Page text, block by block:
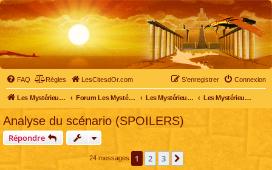
FAQ Règles LesCitesdOr.com Connexion
S’enregistrer
Les Mystérieuses Cités d'Or - LesCitesdOr.com Forum Les Mystérieuses Cités d'Or Les Mystérieuses Cités d'Or Les Mystérieuses Cités d'Or : saison 2 (2013)
Analyse du scénario (SPOILERS)
Répondre
24 messages 1 2 3